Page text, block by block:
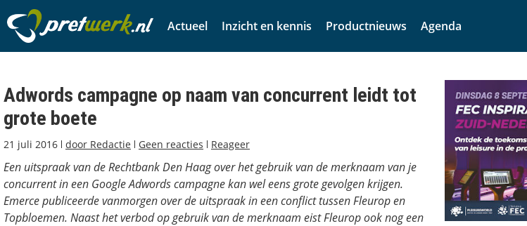
Actueel Inzicht en kennis Productnieuws Agenda
Adwords campagne op naam van concurrent leidt tot
grote boete
21 juli 2016 door Redactie Geen reacties Reageer
Een uitspraak van de Rechtbank Den Haag over het gebruik van de merknaam van je
concurrent in een Google Adwords campagne kan wel eens grote gevolgen krijgen.
Emerce publiceerde vanmorgen over de uitspraak in een conflict tussen Fleurop en
Topbloemen. Naast het verbod op gebruik van de merknaam eist Fleurop ook nog een